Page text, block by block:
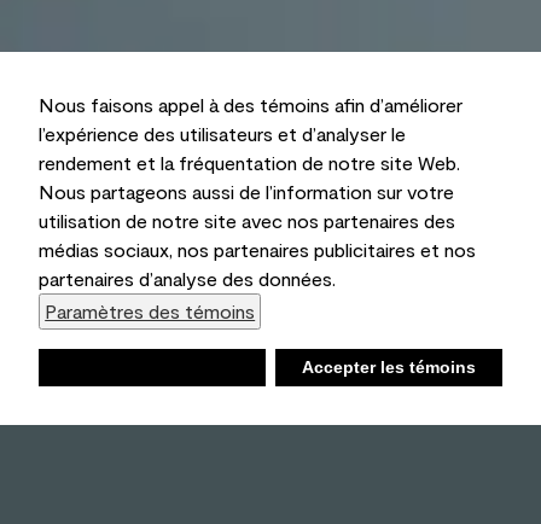
Nous faisons appel à des témoins afin d’améliorer
l’expérience des utilisateurs et d’analyser le
rendement et la fréquentation de notre site Web.
Nous partageons aussi de l’information sur votre
utilisation de notre site avec nos partenaires des
médias sociaux, nos partenaires publicitaires et nos
partenaires d’analyse des données.
Paramètres des témoins
Accepter les témoins
Liste d’achats